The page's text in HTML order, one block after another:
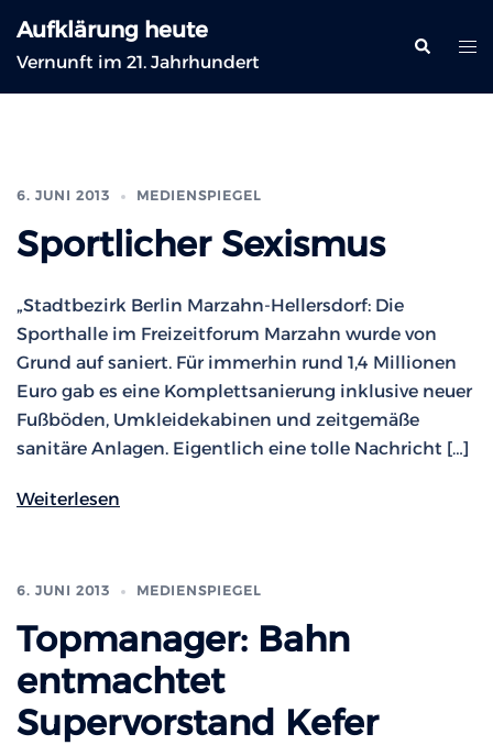
Inhalt
springen
Aufklärung heute
Vernunft im 21. Jahrhundert
Suche
6. JUNI 2013 MEDIENSPIEGEL
Sportlicher Sexismus
„Stadtbezirk Berlin Marzahn-Hellersdorf: Die
Sporthalle im Freizeitforum Marzahn wurde von
Grund auf saniert. Für immerhin rund 1,4 Millionen
Euro gab es eine Komplettsanierung inklusive neuer
Fußböden, Umkleidekabinen und zeitgemäße
sanitäre Anlagen. Eigentlich eine tolle Nachricht […]
Weiterlesen
6. JUNI 2013 MEDIENSPIEGEL
Topmanager: Bahn
entmachtet
Supervorstand Kefer